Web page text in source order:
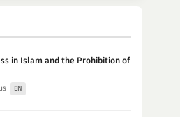
in Islam and the Prohibition of
EN